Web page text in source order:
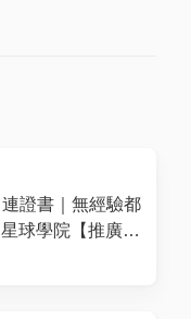
證書｜無經驗都
球學院【推廣碼